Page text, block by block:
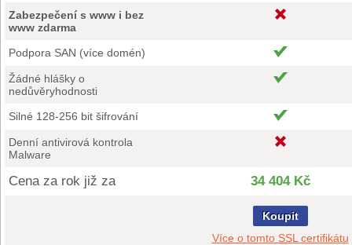
Zabezpečení s www i bez
www zdarma
Podpora SAN (více domén)
Žádné hlášky o
nedůvěryhodnosti
Silné 128-256 bit šifrování
Denní antivirová kontrola
Malware
Cena za rok již za 34 404 Kč
Koupit
Více o tomto SSL certifikátu